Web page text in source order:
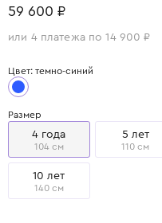
59 600 ₽
или 4 платежа по 14 900 ₽
Цвет: темно-синий
Размер
4 года
104 см
5 лет
110 см
10 лет
140 см